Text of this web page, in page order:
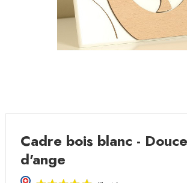
Cadre bois blanc -
d'ange